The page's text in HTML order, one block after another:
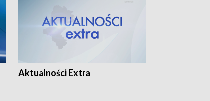
Aktualności Extra